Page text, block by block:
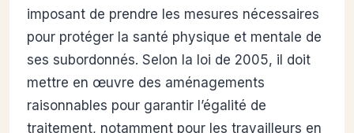
imposant de prendre les mesures nécessaires
pour protéger la santé physique et mentale de
ses subordonnés. Selon la loi de 2005, il doit
mettre en œuvre des aménagements
raisonnables pour garantir l’égalité de
traitement, notamment pour les travailleurs en